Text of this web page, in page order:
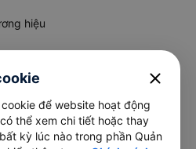
hiệu
HÀNG HOÁ
hàng hoá
hoá
close
để website hoạt động
thể xem chi tiết hoặc thay
kỳ lúc nào trong phần Quản